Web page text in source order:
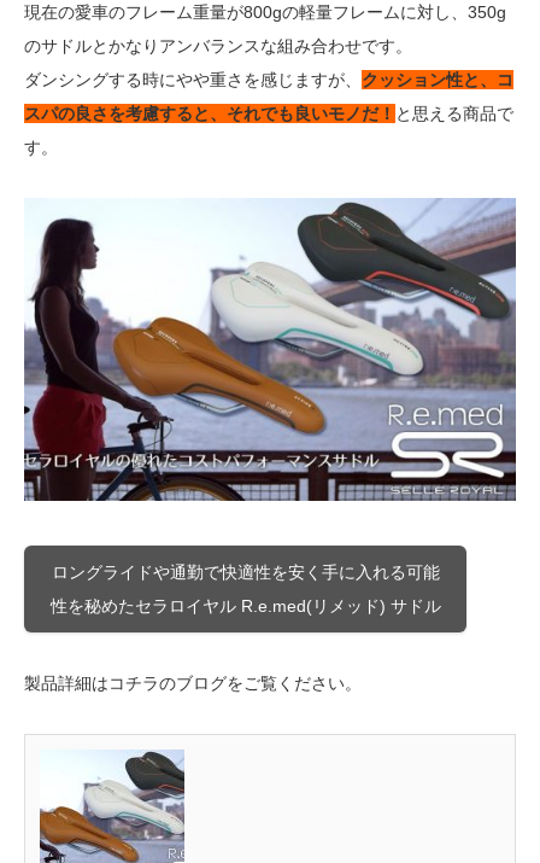
現在の愛車のフレーム重量が800gの軽量フレームに対し、350g
のサドルとかなりアンバランスな組み合わせです。
ダンシングする時にやや重さを感じますが、 クッション性と、コ
スパの良さを考慮すると、それでも良いモノだ！ と思える商品で
す。
ロングライドや通勤で快適性を安く手に入れる可能
性を秘めたセラロイヤル R.e.med(リメッド) サドル
製品詳細はコチラのブログをご覧ください。